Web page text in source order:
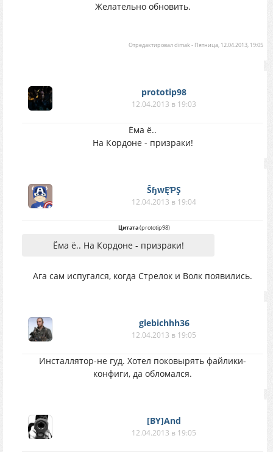
Желательно обновить.
Отредактировалdimak- Пятница, 12.04.2013, 19:05
prototip98
12.04.2013 в 19:03
Ёма ё..
На Кордоне - призраки!
ŜɧwĘƤŞ
12.04.2013 в 19:04
Цитата(prototip98)
Ёма ё.. На Кордоне - призраки!
Ага сам испугался, когда Стрелок и Волк появились.
glebichhh36
12.04.2013 в 19:05
Инсталлятор-не гуд. Хотел поковырять файлики-
конфиги, да обломался.
[BY]And
12.04.2013 в 19:05